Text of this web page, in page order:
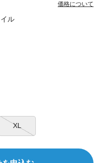
ル
価格について
XL